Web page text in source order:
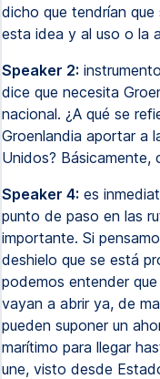
dicho que tendrían
esta idea y al uso o la
Speaker 2:
dice que necesita
nacional. ¿A qué se
Groenlandia aportar a
Unidos? Básicamente,
Speaker 4: es
punto de paso en las
importante. Si
deshielo que se está
podemos entender
vayan a abrir ya, de
pueden suponer un
marítimo para llegar
une, visto desde